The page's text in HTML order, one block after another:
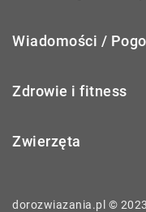
Wiadomości /
Zdrowie i fitness
Zwierzęta
dorozwiazania.pl ©